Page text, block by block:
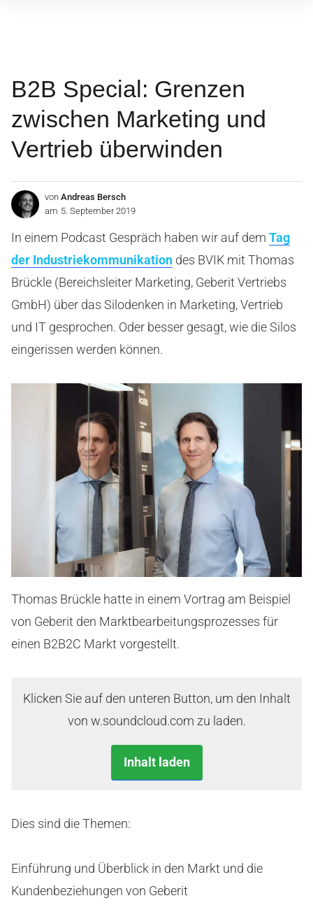
B2B Special: Grenzen
zwischen Marketing und
Vertrieb überwinden
von Andreas Bersch
am 5. September 2019
In einem Podcast Gespräch haben wir auf dem Tag
der Industriekommunikation des BVIK mit Thomas
Brückle (Bereichsleiter Marketing, Geberit Vertriebs
GmbH) über das Silodenken in Marketing, Vertrieb
und IT gesprochen. Oder besser gesagt, wie die Silos
eingerissen werden können.
Thomas Brückle hatte in einem Vortrag am Beispiel
von Geberit den Marktbearbeitungsprozesses für
einen B2B2C Markt vorgestellt.
Klicken Sie auf den unteren Button, um den Inhalt
von w.soundcloud.com zu laden.
Inhalt laden
Dies sind die Themen:
Einführung und Überblick in den Markt und die
Kundenbeziehungen von Geberit